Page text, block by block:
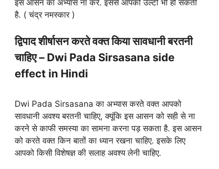
इस आसन का अभ्यास ना करें. इससे आपको उल्टी भी हो सकती
है. ( चंद्र नमस्कार )
द्विपाद शीर्षासन करते वक्त किया सावधानी बरतनी
चाहिए – Dwi Pada Sirsasana side
effect in Hindi
Dwi Pada Sirsasana का अभ्यास करते वक्त आपको
सावधानी अवश्य बरतनी चाहिए, क्यूंकि इस आसन को सही से ना
करने से काफी समस्या का सामना करना पड़ सकता है. इस आसन
को करते वक्त किन बातों का ध्यान रखना चाहिए. इसके लिए
आपको किसी विशेषज्ञ की सलाह अवश्य लेनी चाहिए.